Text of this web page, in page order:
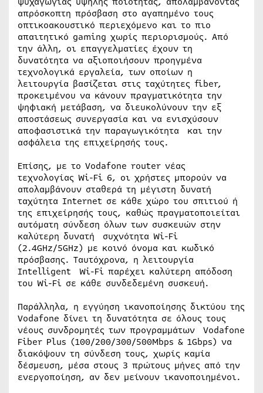
απρόσκοπτη πρόσβαση στο αγαπημένο τους
οπτικοακουστικό περιεχόμενο και το πιο
απαιτητικό gaming χωρίς περιορισμούς. Από
την άλλη, οι επαγγελματίες έχουν τη
δυνατότητα να αξιοποιήσουν προηγμένα
τεχνολογικά εργαλεία, των οποίων η
λειτουργία βασίζεται στις ταχύτητες fiber,
προκειμένου να κάνουν πραγματικότητα την
ψηφιακή μετάβαση, να διευκολύνουν την εξ
αποστάσεως συνεργασία και να ενισχύσουν
αποφασιστικά την παραγωγικότητα και την
ασφάλεια της επιχείρησής τους.
Επίσης, με το Vodafone router νέας
τεχνολογίας Wi-Fi 6, οι χρήστες μπορούν να
απολαμβάνουν σταθερά τη μέγιστη δυνατή
ταχύτητα Internet σε κάθε χώρο του σπιτιού ή
της επιχείρησής τους, καθώς πραγματοποιείται
αυτόματη σύνδεση όλων των συσκευών στην
καλύτερη δυνατή συχνότητα Wi-Fi
(2.4GHz/5GHz) με κοινό όνομα και κωδικό
πρόσβασης. Ταυτόχρονα, η λειτουργία
Intelligent Wi-Fi παρέχει καλύτερη απόδοση
του Wi-Fi σε κάθε συνδεδεμένη συσκευή.
Παράλληλα, η εγγύηση ικανοποίησης δικτύου της
Vodafone δίνει τη δυνατότητα σε όλους τους
νέους συνδρομητές των προγραμμάτων Vodafone
Fiber Plus (100/200/300/500Mbps & 1Gbps) να
διακόψουν τη σύνδεση τους, χωρίς καμία
δέσμευση, μέσα στους 3 πρώτους μήνες από την
ενεργοποίηση, αν δεν μείνουν ικανοποιημένοι.